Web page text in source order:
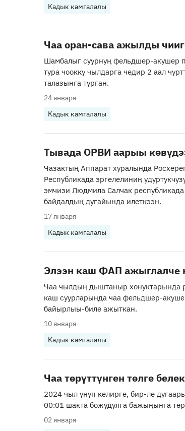
Кадык камгалалы
Чаа оран-сава ажылды
Шамбалыг суурнуң фельдшер-акушер
тура чоокку чылдарга чедир 2 аал
талазынга турган.
24 января
Кадык камгалалы
Тывада ОРВИ аарыы
Чазактың Аппарат хуралында
Республикада эргелелиниң
эмчизи Людмила Салчак республикада
байдалдың дугайында илеткээн.
17 января
Кадык камгалалы
Элээн каш ФАП ажыглалче
Чаа чылдың дыштаныр хонуктарында
каш суурларында чаа фельдшер-
байырлыы-биле ажыткан.
10 января
Кадык камгалалы
Чаа төрүттүнген төлге
2024 чыл үнүп келирге, бир-ле
00:01 шакта божудулга бажыңынга
02 января